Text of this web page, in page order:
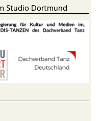
Studio Dortmund